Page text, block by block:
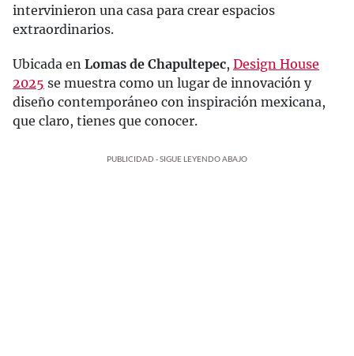
intervinieron una casa para crear espacios
extraordinarios.
Ubicada en Lomas de Chapultepec, Design House
2025 se muestra como un lugar de innovación y
diseño contemporáneo con inspiración mexicana,
que claro, tienes que conocer.
PUBLICIDAD - SIGUE LEYENDO ABAJO